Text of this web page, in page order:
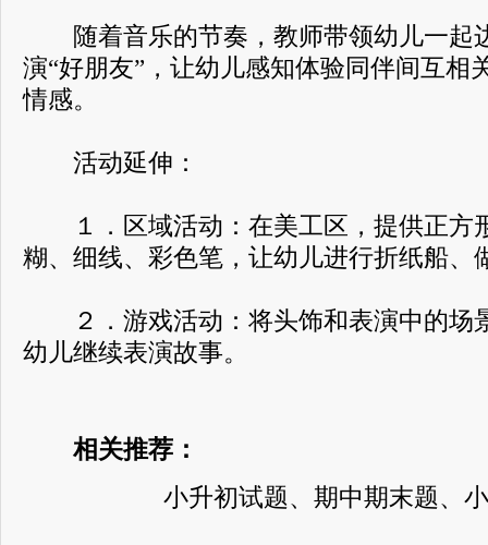
随着音乐的节奏，教师带领幼儿一起
演“好朋友”，让幼儿感知体验同伴间互相
情感。
活动延伸：
１．区域活动：在美工区，提供正方
糊、细线、彩色笔，让幼儿进行折纸船、
２．游戏活动：将头饰和表演中的场
幼儿继续表演故事。
相关推荐：
小升初试题、期中期末题、